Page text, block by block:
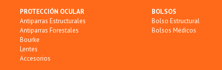
PROTECCIÓN OCULAR
Antiparras Estructurales
Antiparras Forestales
Bourke
Lentes
Accesorios
BOLSOS
Bolso Estructural
Bolsos Médicos